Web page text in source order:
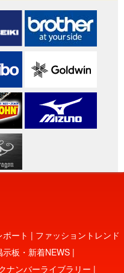
ート | ファッショントレンド
示板・新着NEWS|
ナンバーライブラリー |